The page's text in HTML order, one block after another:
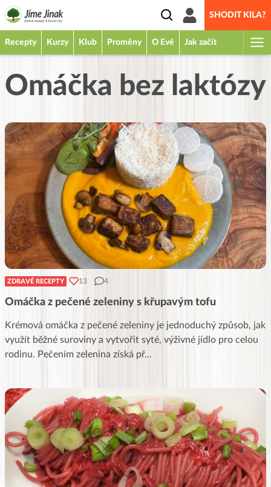
SHODIT KILA?
Recepty Kurzy Klub Proměny O Evě Jak začít
Omáčka bez laktózy
ZDRAVÉ RECEPTY 13 4
Omáčka z pečené zeleniny s křupavým tofu
Krémová omáčka z pečené zeleniny je jednoduchý způsob, jak
využít běžné suroviny a vytvořit syté, výživné jídlo pro celou
rodinu. Pečením zelenina získá př...